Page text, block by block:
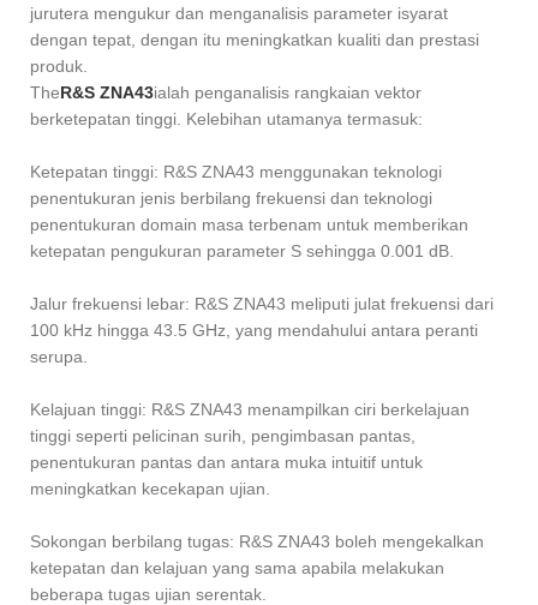
jurutera mengukur dan menganalisis parameter isyarat
dengan tepat, dengan itu meningkatkan kualiti dan prestasi
produk.
TheR&S ZNA43ialah penganalisis rangkaian vektor
berketepatan tinggi. Kelebihan utamanya termasuk:
Ketepatan tinggi: R&S ZNA43 menggunakan teknologi
penentukuran jenis berbilang frekuensi dan teknologi
penentukuran domain masa terbenam untuk memberikan
ketepatan pengukuran parameter S sehingga 0.001 dB.
Jalur frekuensi lebar: R&S ZNA43 meliputi julat frekuensi dari
100 kHz hingga 43.5 GHz, yang mendahului antara peranti
serupa.
Kelajuan tinggi: R&S ZNA43 menampilkan ciri berkelajuan
tinggi seperti pelicinan surih, pengimbasan pantas,
penentukuran pantas dan antara muka intuitif untuk
meningkatkan kecekapan ujian.
Sokongan berbilang tugas: R&S ZNA43 boleh mengekalkan
ketepatan dan kelajuan yang sama apabila melakukan
beberapa tugas ujian serentak.